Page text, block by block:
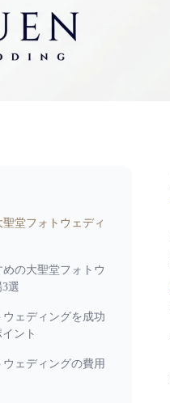
堂フォトウェディ
の大聖堂フォトウ
選
ェディングを成功
ント
ェディングの費用